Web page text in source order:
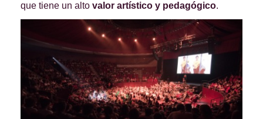
que tiene un alto valor artístico y pedagógico.